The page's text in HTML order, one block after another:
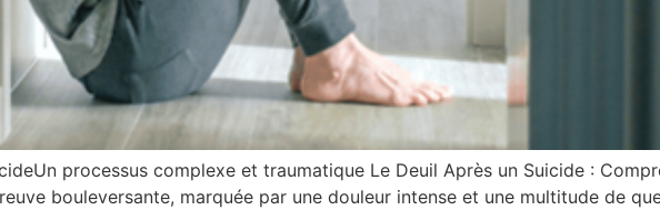
processus complexe et traumatique Le Deuil Après un Suicide :
bouleversante, marquée par une douleur intense et une multitude de